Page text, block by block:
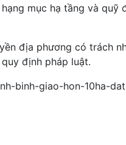
mục hạ tầng và
địa phương có trách
định pháp luật.
binh-giao-hon-10ha-